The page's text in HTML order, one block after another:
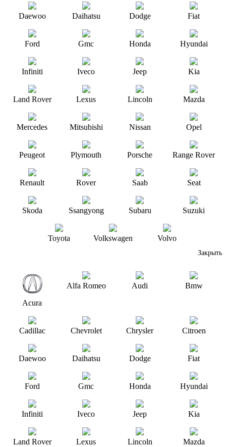
Daewoo Daihatsu Dodge Fiat
Ford Gmc Honda Hyundai
Infiniti Iveco Jeep Kia
Land Rover Lexus Lincoln Mazda
Mercedes Mitsubishi Nissan Opel
Peugeot Plymouth Porsche Range Rover
Renault Rover Saab Seat
Skoda Ssangyong Subaru Suzuki
Toyota Volkswagen Volvo
Закрыть
Acura
Alfa Romeo Audi Bmw
Cadillac Chevrolet Chrysler Citroen
Daewoo Daihatsu Dodge Fiat
Ford Gmc Honda Hyundai
Infiniti Iveco Jeep Kia
Land Rover Lexus Lincoln Mazda